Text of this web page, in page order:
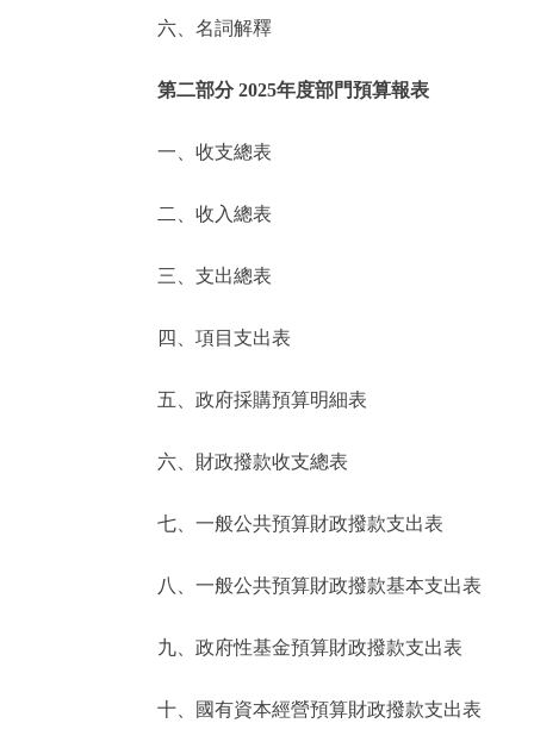
仲介服務
政民互動
12345網上接訴即辦
參與調查
走進北京
北京概況
綠色北京
ENGLISH
六、名詞解釋
第二部分 2025年度部門預算報表
一、收支總表
二、收入總表
三、支出總表
四、項目支出表
五、政府採購預算明細表
六、財政撥款收支總表
七、一般公共預算財政撥款支出表
八、一般公共預算財政撥款基本支出表
九、政府性基金預算財政撥款支出表
十、國有資本經營預算財政撥款支出表